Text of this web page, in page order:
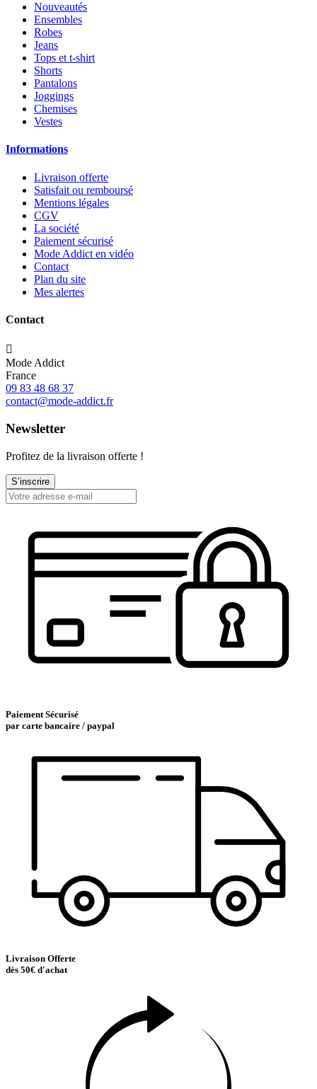
Nouveautés
Ensembles
Robes
Jeans
Tops et t-shirt
Shorts
Pantalons
Joggings
Chemises
Vestes
Informations
Livraison offerte
Satisfait ou remboursé
Mentions légales
CGV
La société
Paiement sécurisé
Mode Addict en vidéo
Contact
Plan du site
Mes alertes
Contact

Mode Addict
France
09 83 48 68 37
contact@mode-addict.fr
Newsletter
Profitez de la livraison offerte !
S’inscrire
Paiement Sécurisé
par carte bancaire / paypal
Livraison Offerte
dès 50€ d'achat